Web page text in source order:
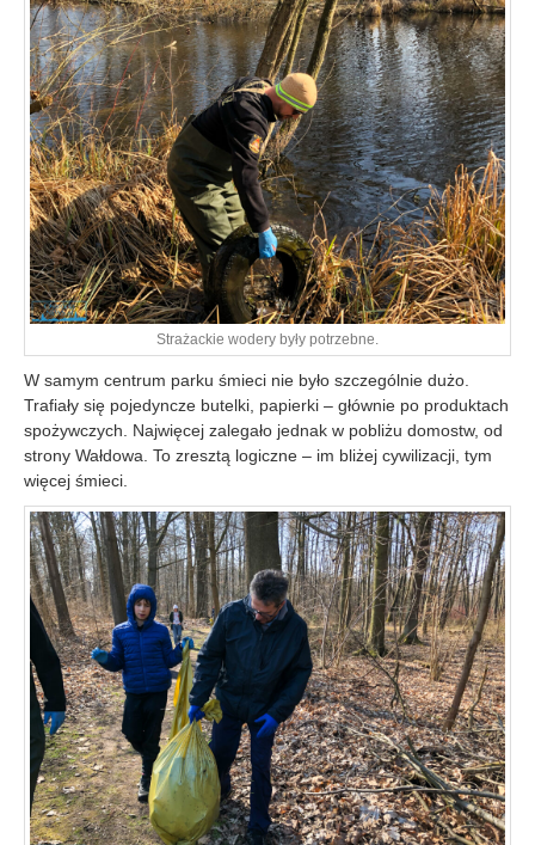
Strażackie wodery były potrzebne.
W samym centrum parku śmieci nie było szczególnie dużo.
Trafiały się pojedyncze butelki, papierki – głównie po produktach
spożywczych. Najwięcej zalegało jednak w pobliżu domostw, od
strony Wałdowa. To zresztą logiczne – im bliżej cywilizacji, tym
więcej śmieci.